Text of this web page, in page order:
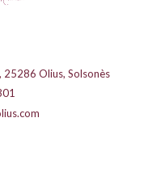
25286 Olius, Solsonès